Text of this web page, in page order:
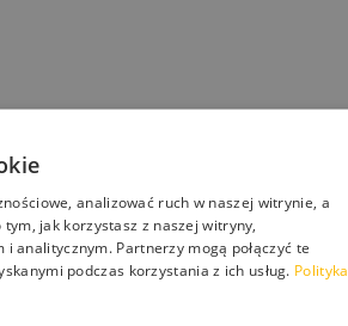
analizować ruch w naszej witrynie, a
jak korzystasz z naszej witryny,
analitycznym. Partnerzy mogą połączyć te
podczas korzystania z ich usług. Polityka